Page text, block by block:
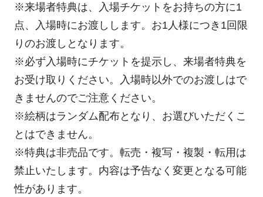
※来場者特典は、入場チケットをお持ちの方に1
点、入場時にお渡しします。お1人様につき1回限
りのお渡しとなります。
※必ず入場時にチケットを提示し、来場者特典を
お受け取りください。入場時以外でのお渡しはで
きませんのでご注意ください。
※絵柄はランダム配布となり、お選びいただくこ
とはできません。
※特典は非売品です。転売・複写・複製・転用は
禁止いたします。内容は予告なく変更となる可能
性があります。